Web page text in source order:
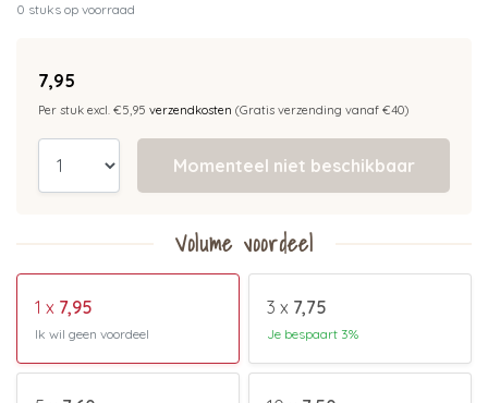
0 stuks op voorraad
7,95
Per stuk excl. €5,95 verzendkosten (Gratis verzending vanaf €40)
Momenteel niet beschikbaar
Volume voordeel
1 x 7,95
Ik wil geen voordeel
3 x 7,75
Je bespaart 3%